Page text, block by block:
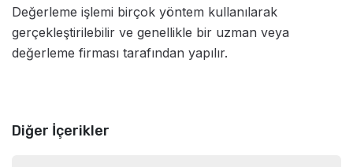
Değerleme işlemi birçok yöntem kullanılarak
gerçekleştirilebilir ve genellikle bir uzman veya
değerleme firması tarafından yapılır.
Diğer İçerikler